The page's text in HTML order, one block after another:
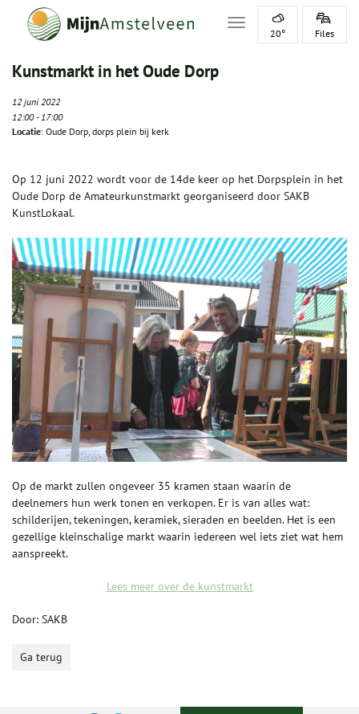
Toggle navigation
20° Files
Kunstmarkt in het Oude Dorp
12 juni 2022
12:00-17:00
Locatie: Oude Dorp, dorps plein bij kerk
Op 12 juni 2022 wordt voor de 14de keer op het Dorpsplein in het
Oude Dorp de Amateurkunstmarkt georganiseerd door SAKB
KunstLokaal.
Op de markt zullen ongeveer 35 kramen staan waarin de
deelnemers hun werk tonen en verkopen. Er is van alles wat:
schilderijen, tekeningen, keramiek, sieraden en beelden. Het is een
gezellige kleinschalige markt waarin iedereen wel iets ziet wat hem
aanspreekt.
Lees meer over de kunstmarkt
Door: SAKB
Ga terug